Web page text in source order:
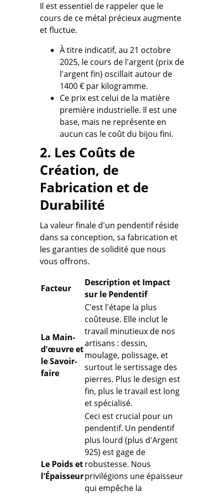
Il est essentiel de rappeler que le
cours de ce métal précieux augmente
et fluctue.
À titre indicatif, au 21 octobre
2025, le cours de l'argent (prix de
l'argent fin) oscillait autour de
1400 € par kilogramme.
Ce prix est celui de la matière
première industrielle. Il est une
base, mais ne représente en
aucun cas le coût du bijou fini.
2. Les Coûts de
Création, de
Fabrication et de
Durabilité
La valeur finale d'un pendentif réside
dans sa conception, sa fabrication et
les garanties de solidité que nous
vous offrons.
Facteur
Description et Impact
sur le Pendentif
La Main-
d'œuvre et
le Savoir-
faire
C'est l'étape la plus
coûteuse. Elle inclut le
travail minutieux de nos
artisans : dessin,
moulage, polissage, et
surtout lesertissage des
pierres. Plus le design est
fin, plus le travail est long
et spécialisé.
Le Poids et
l'Épaisseur
Ceci est crucial pour un
pendentif. Un pendentif
plus lourd (plus d'Argent
925) est gage de
robustesse. Nous
privilégions une épaisseur
qui empêche la